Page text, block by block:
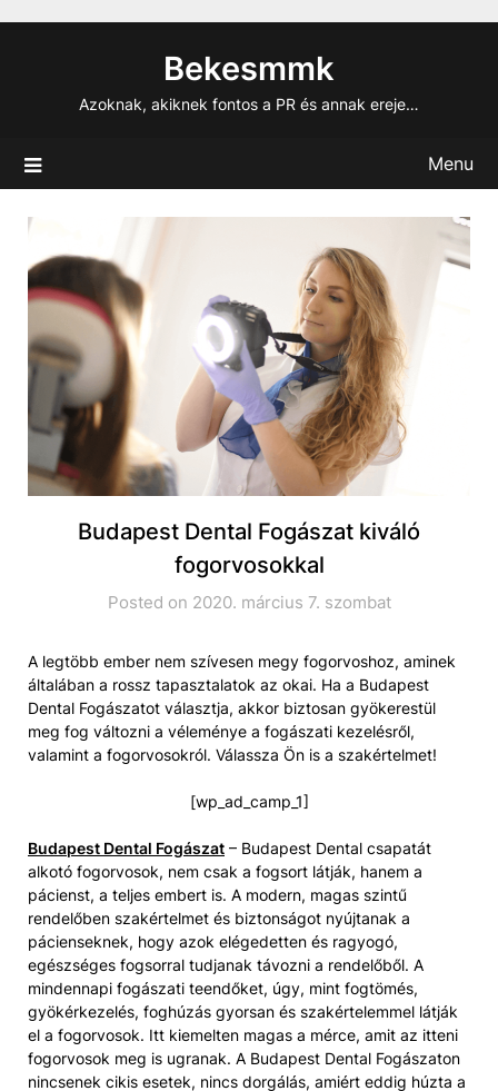
Bekesmmk
Azoknak, akiknek fontos a PR és annak ereje…
Menu
Budapest Dental Fogászat kiváló
fogorvosokkal
Posted on 2020. március 7. szombat
A legtöbb ember nem szívesen megy fogorvoshoz, aminek
általában a rossz tapasztalatok az okai. Ha a Budapest
Dental Fogászatot választja, akkor biztosan gyökerestül
meg fog változni a véleménye a fogászati kezelésről,
valamint a fogorvosokról. Válassza Ön is a szakértelmet!
[wp_ad_camp_1]
Budapest Dental Fogászat – Budapest Dental csapatát
alkotó fogorvosok, nem csak a fogsort látják, hanem a
pácienst, a teljes embert is. A modern, magas szintű
rendelőben szakértelmet és biztonságot nyújtanak a
pácienseknek, hogy azok elégedetten és ragyogó,
egészséges fogsorral tudjanak távozni a rendelőből. A
mindennapi fogászati teendőket, úgy, mint fogtömés,
gyökérkezelés, foghúzás gyorsan és szakértelemmel látják
el a fogorvosok. Itt kiemelten magas a mérce, amit az itteni
fogorvosok meg is ugranak. A Budapest Dental Fogászaton
nincsenek cikis esetek, nincs dorgálás, amiért eddig húzta a